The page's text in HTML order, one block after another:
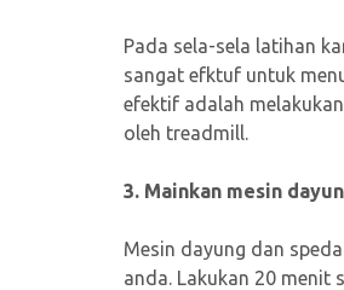
Pada sela-sela latihan
sangat efktuf untuk
efektif adalah
oleh treadmill.
3. Mainkan mesin
Mesin dayung dan
anda. Lakukan 20 menit